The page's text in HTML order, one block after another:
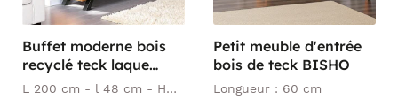
Buffet moderne bois
recyclé teck laque
noire 200 cm
L 200 cm - l 48 cm - H
Petit meuble d'entrée
bois de teck BISHO
Longueur : 60 cm